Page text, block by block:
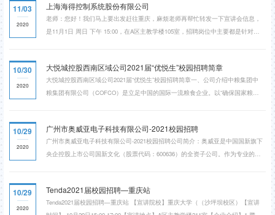
内均设有办公点，厂区距离广州市市区为1.5-3小时车程，均有通勤班车。广东地
区所有电厂均提供广州市户口，提供厂区宿舍及...
11/03
2020
上海海得控制系统股份有限公司
老师：您好！我们马上要出发赶往重庆，麻烦老师再帮忙转发一下宣讲会信息，
是11月1日 周日 下午 15:00，在A区主教学楼105室，招聘岗位中主要都是针对电
http://www.hite.com.cn | 公司地址：上海市新骏环路777号 | 邮编：20111
10/30
2020
​大悦城控股西南区域公司2021届“优悦生”校园招聘简章
大悦城控股西南区域公司2021届“优悦生”校园招聘简章一、公司介绍中粮集团中
粮集团有限公司（COFCO）是立足中国的国际一流粮食企业。以“确保国家粮食
公司（简称“大悦城控股”）是中粮集团旗下唯一的地产投资和管理平台。中粮集
团是国资委首批确定的16家以房地产为主业的中...
10/29
2020
广州市奥威亚电子科技有限公司-2021校园招聘
广州市奥威亚电子科技有限公司-2021校园招聘公司简介：奥威亚是中国国新旗下
央企控股上市公司国新文化（股票代码：600636）的全资子公司。作为专业的全
理念，连接核心教学场景，让更多师生共享优质教育。 招聘对象：2021届国内外
应届毕业生校招流程：网申-宣讲会-笔试-面试-...
10/29
2020
Tenda2021届校园招聘—重庆站
Tenda2021届校园招聘—重庆站 ​【宣讲院校】重庆大学（（沙坪坝校区）【宣讲